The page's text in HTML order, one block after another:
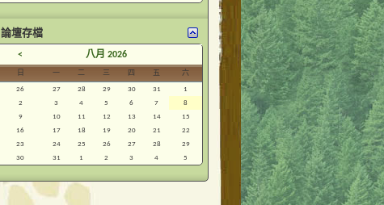
論壇存檔
< 八月 2026
日 一 二 三 四 五 六
26 27 28 29 30 31
1
2
3 4 5 6 7
8
9
10 11 12 13 14
15
16
17 18 19 20 21
22
23
24 25 26 27 28
29
30
31 1 2 3 4 5